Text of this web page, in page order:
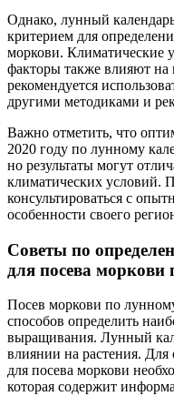
Однако, лунный
критерием для
моркови. Климатические
факторы также влияют
рекомендуется
другими методиками и
Важно отметить, что
2020 году по лунному
но результаты могут
климатических условий.
консультироваться с
особенности своего
Советы по
для посева
Посев моркови по
способов определить
выращивания. Лунный
влиянии на растения.
для посева моркови
которая содержит